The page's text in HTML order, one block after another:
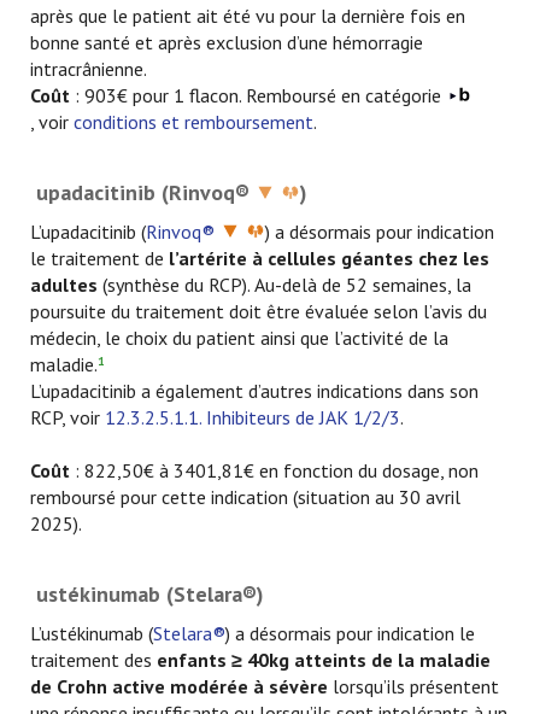
après que le patient ait été vu pour la dernière fois en
bonne santé et après exclusion d’une hémorragie
intracrânienne.
Coût : 903€ pour 1 flacon. Remboursé en catégorie
, voir conditions et remboursement.
upadacitinib (Rinvoq® )
L’upadacitinib (Rinvoq®
) a désormais pour indication
le traitement de l’artérite à cellules géantes chez les
adultes (synthèse du RCP). Au-delà de 52 semaines, la
poursuite du traitement doit être évaluée selon l’avis du
médecin, le choix du patient ainsi que l’activité de la
maladie.1
L’upadacitinib a également d’autres indications dans son
RCP, voir 12.3.2.5.1.1. Inhibiteurs de JAK 1/2/3.
Coût : 822,50€ à 3401,81€ en fonction du dosage, non
remboursé pour cette indication (situation au 30 avril
2025).
ustékinumab (Stelara®)
L’ustékinumab (Stelara®) a désormais pour indication le
traitement des enfants ≥ 40kg atteints de la maladie
de Crohn active modérée à sévère lorsqu’ils présentent